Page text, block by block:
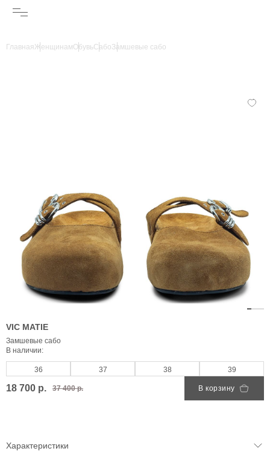
ГлавнаяЖенщинамОбувьСабоЗамшевые сабо
VIC MATIE
Замшевые сабо
В наличии:
36 37 38 39
18 700 р. 37 400 р. В корзину
Характеристики